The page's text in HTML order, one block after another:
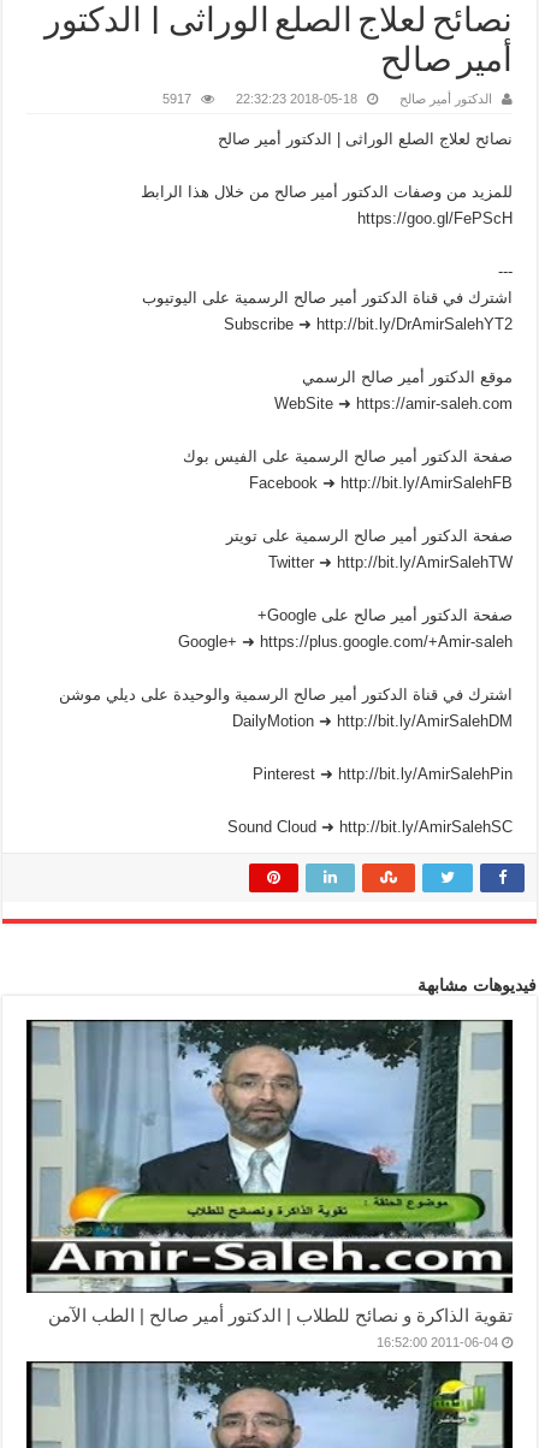
نصائح لعلاج الصلع الوراثى | الدكتور
أمير صالح
الدكتور أمير صالح 2018-05-18 22:32:23
5917
نصائح لعلاج الصلع الوراثى | الدكتور أمير صالح
للمزيد من وصفات الدكتور أمير صالح من خلال هذا الرابط
https://goo.gl/FePScH
---
اشترك في قناة الدكتور أمير صالح الرسمية على اليوتيوب
Subscribe ➜ http://bit.ly/DrAmirSalehYT2
موقع الدكتور أمير صالح الرسمي
WebSite ➜ https://amir-saleh.com
صفحة الدكتور أمير صالح الرسمية على الفيس بوك
Facebook ➜ http://bit.ly/AmirSalehFB
صفحة الدكتور أمير صالح الرسمية على تويتر
Twitter ➜ http://bit.ly/AmirSalehTW
صفحة الدكتور أمير صالح على Google+
Google+ ➜ https://plus.google.com/+Amir-saleh
اشترك في قناة الدكتور أمير صالح الرسمية والوحيدة على ديلي موشن
DailyMotion ➜ http://bit.ly/AmirSalehDM
Pinterest ➜ http://bit.ly/AmirSalehPin
Sound Cloud ➜ http://bit.ly/AmirSalehSC
فيديوهات مشابهة
تقوية الذاكرة و نصائح للطلاب | الدكتور أمير صالح | الطب الآمن
2011-06-04 16:52:00